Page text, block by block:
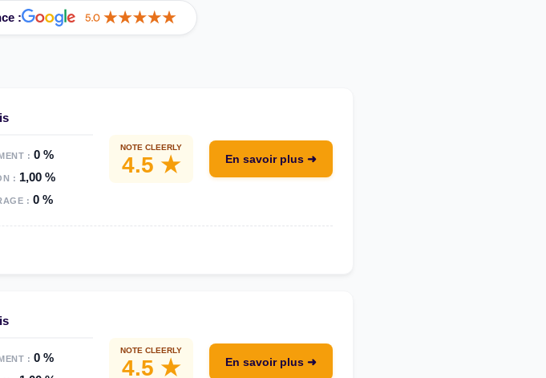
:
: 0 %
: 1,00 %
: 0 %
NOTE CLEERLY
4.5 ★ En savoir plus ➜
: 0 %
NOTE CLEERLY
4.5 ★ En savoir plus ➜